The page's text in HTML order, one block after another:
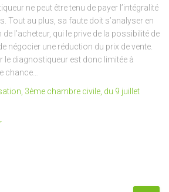
ne peut être tenu de payer l’intégralité
Tout au plus, sa faute doit s’analyser en
l’acheteur, qui le prive de la possibilité de
négocier une réduction du prix de vente.
le diagnostiqueur est donc limitée à
chance…
3ème chambre civile, du 9 juillet